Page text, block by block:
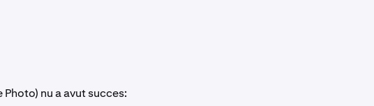
nu a avut succes: